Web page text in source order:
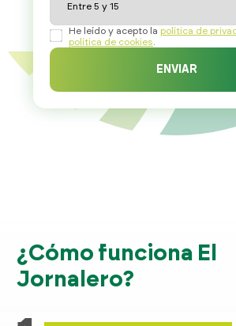
He leído y acepto la política de
política de cookies
ENVIAR
¿Cómo funciona El
Jornalero?